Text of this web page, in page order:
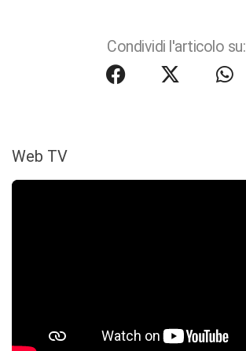
Condividi l'articolo su:
Web TV